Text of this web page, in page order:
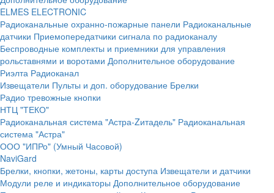
ELMES ELECTRONIC
Радиоканальные охранно-пожарные панели Радиоканальные
датчики Приемопередатчики сигнала по радиоканалу
Беспроводные комплекты и приемники для управления
рольставнями и воротами Дополнительное оборудование
Риэлта Радиоканал
Извещатели Пульты и доп. оборудование Брелки
Радио тревожные кнопки
НТЦ "ТЕКО"
Радиоканальная система "Астра-Zитадель" Радиоканальная
система "Астра"
ООО "ИПРо" (Умный Часовой)
NaviGard
Брелки, кнопки, жетоны, карты доступа Извещатели и датчики
Модули реле и индикаторы Дополнительное оборудование